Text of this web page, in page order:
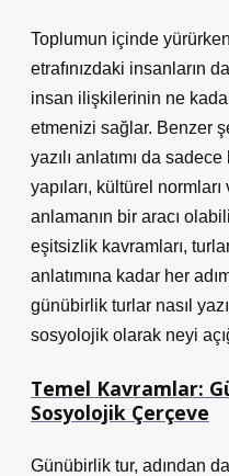
Toplumun içinde
etrafınızdaki insanların
insan ilişkilerinin ne
etmenizi sağlar. Benzer
yazılı anlatımı da
yapıları, kültürel
anlamanın bir aracı
eşitsizlik kavramları,
anlatımına kadar her
günübirlik turlar nasıl
sosyolojik olarak neyi
Temel Kavramlar:
Sosyolojik Çerçeve
Günübirlik tur, adından